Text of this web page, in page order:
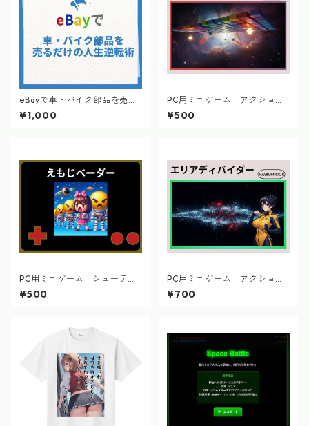
eBayで車・バイク部品を売る
だけの人生逆転術
¥1,000
PC用ミニゲーム アクショ
ン ブロックワイド
¥500
PC用ミニゲーム シューティ
ング えもじベーダ―
¥500
PC用ミニゲーム アクショ
ン エリアディバイダー
¥700